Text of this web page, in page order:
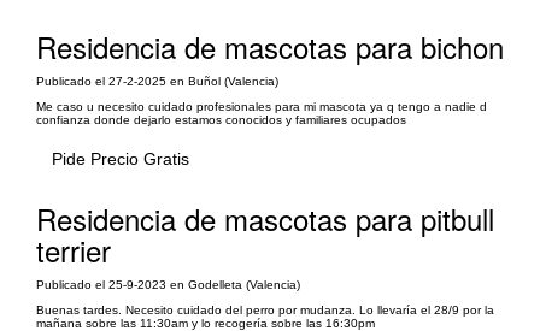
Residencia de mascotas para bichon
Publicado el 27-2-2025 en Buñol (Valencia)
Me caso u necesito cuidado profesionales para mi mascota ya q tengo a nadie d
confianza donde dejarlo estamos conocidos y familiares ocupados
Pide Precio Gratis
Residencia de mascotas para pitbull
terrier
Publicado el 25-9-2023 en Godelleta (Valencia)
Buenas tardes. Necesito cuidado del perro por mudanza. Lo llevaría el 28/9 por la
mañana sobre las 11:30am y lo recogería sobre las 16:30pm